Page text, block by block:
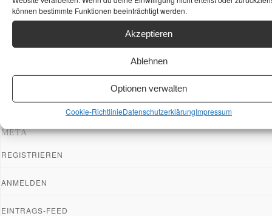
können bestimmte Funktionen beeinträchtigt werden.
Akzeptieren
Ablehnen
Optionen verwalten
Cookie-RichtlinieDatenschutzerklärungImpressum
META
REGISTRIEREN
ANMELDEN
EINTRAGS-FEED